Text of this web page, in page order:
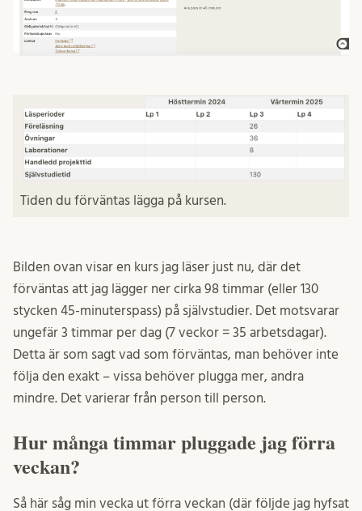
Tiden du förväntas lägga på kursen.
Bilden ovan visar en kurs jag läser just nu, där det
förväntas att jag lägger ner cirka 98 timmar (eller 130
stycken 45-minuterspass) på självstudier. Det motsvarar
ungefär 3 timmar per dag (7 veckor = 35 arbetsdagar).
Detta är som sagt vad som förväntas, man behöver inte
följa den exakt – vissa behöver plugga mer, andra
mindre. Det varierar från person till person.
Hur många timmar pluggade jag förra
veckan?
Så här såg min vecka ut förra veckan (där följde jag hyfsat